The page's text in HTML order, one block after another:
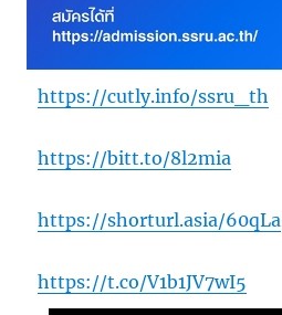
https://cutly.info/ssru_th
https://bitt.to/8l2mia
https://shorturl.asia/60qLa
https://t.co/V1b1JV7wI5